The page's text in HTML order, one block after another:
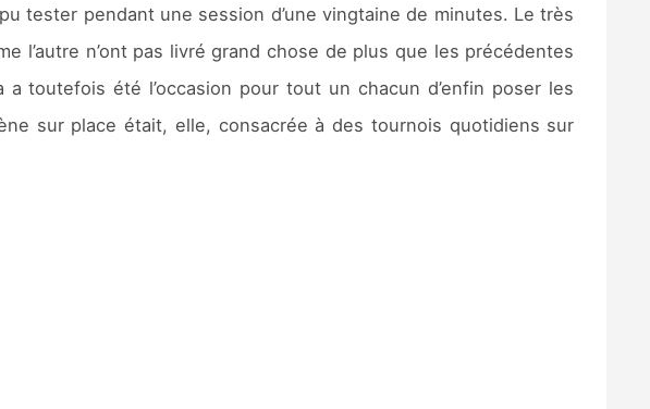
tester pendant une session d’une vingtaine de minutes. Le très
l’autre n’ont pas livré grand chose de plus que les précédentes
a toutefois été l’occasion pour tout un chacun d’enfin poser les
sur place était, elle, consacrée à des tournois quotidiens sur